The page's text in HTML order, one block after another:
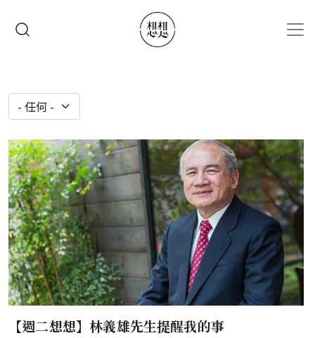
【週二想想】林義雄先生提醒我的事